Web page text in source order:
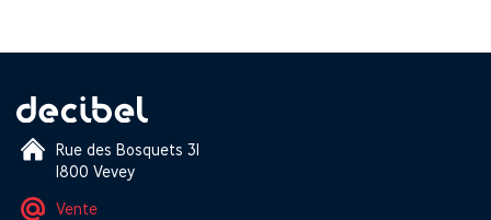
Rue des Bosquets 31
1800 Vevey
Vente